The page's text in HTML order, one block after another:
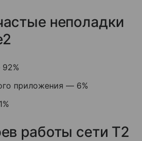
неполадки
приложения — 6%
работы сети T2